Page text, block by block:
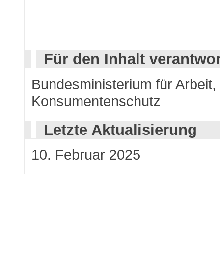
Für den Inhalt
Bundesministerium für
Konsumentenschutz
Letzte Aktualisierung
10. Februar 2025